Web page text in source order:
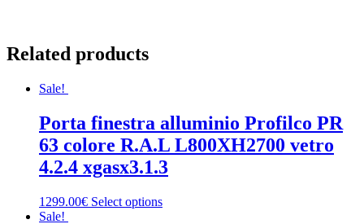
Related products
Sale!
Porta finestra alluminio Profilco PR
63 colore R.A.L L800XH2700 vetro
4.2.4 xgasx3.1.3
1299.00€ Select options
Sale!